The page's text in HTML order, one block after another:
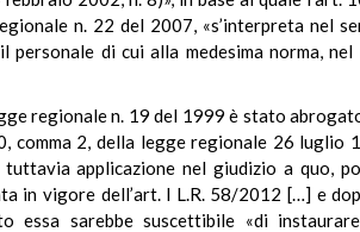
n. 22 del 2007, «s’interpreta nel
di cui alla medesima norma, nel
regionale n. 19 del 1999 è stato
comma 2, della legge regionale 26 luglio
applicazione nel giudizio a quo,
in vigore dell’art. l L.R. 58/2012 […] e
essa sarebbe suscettibile «di